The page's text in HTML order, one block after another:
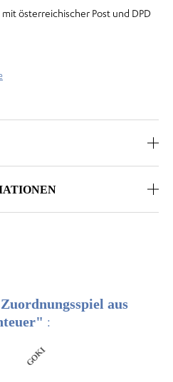
österreichischer Post und DPD
aus
:
GOKI